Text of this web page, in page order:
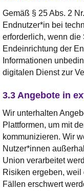
Gemäß § 25 Abs. 2
Endnutzer*in bei
erforderlich, wenn die
Endeinrichtung der
Informationen
digitalen Dienst zur
3.3 Angebote in
Wir unterhalten
Plattformen, um mit
kommunizieren. Wir
Nutzer*innen
Union verarbeitet
Risiken ergeben,
Fällen erschwert